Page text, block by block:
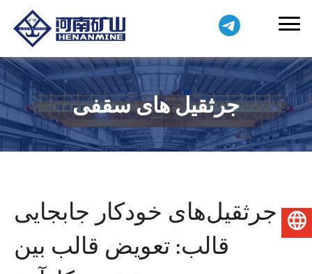
جرثقیل های سقفی
جرثقیل‌های خودکار جابجایی
قالب: تعویض قالب بین
فارسی